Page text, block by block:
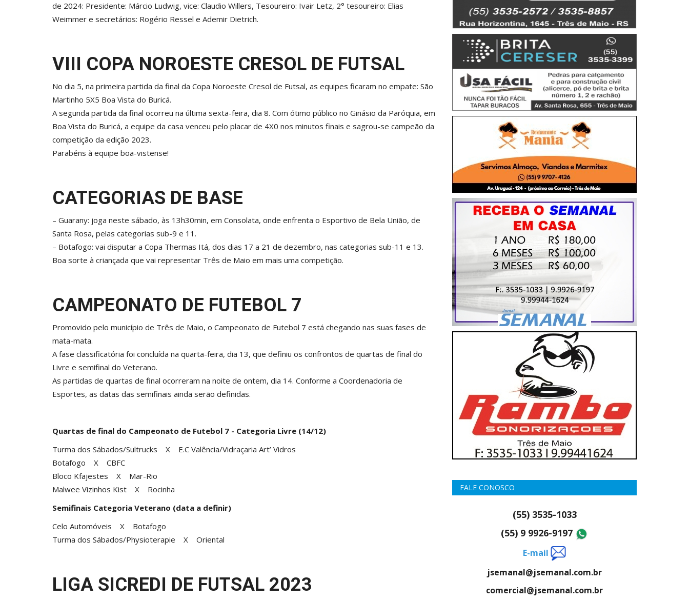
de 2024: Presidente: Márcio Ludwig, vice: Claudio Willers, Tesoureiro: Ivair Letz, 2° tesoureiro: Elias
Weimmer e secretários: Rogério Ressel e Ademir Dietrich.
VIII COPA NOROESTE CRESOL DE FUTSAL
No dia 5, na primeira partida da final da Copa Noroeste Cresol de Futsal, as equipes ficaram no empate: São
Martinho 5X5 Boa Vista do Buricá.
A segunda partida da final ocorreu na última sexta-feira, dia 8. Com ótimo público no Ginásio da Paróquia, em
Boa Vista do Buricá, a equipe da casa venceu pelo placar de 4X0 nos minutos finais e sagrou-se campeão da
competição da edição 2023.
Parabéns à equipe boa-vistense!
CATEGORIAS DE BASE
– Guarany: joga neste sábado, às 13h30min, em Consolata, onde enfrenta o Esportivo de Bela União, de
Santa Rosa, pelas categorias sub-9 e 11.
– Botafogo: vai disputar a Copa Thermas Itá, dos dias 17 a 21 de dezembro, nas categorias sub-11 e 13.
Boa sorte à criançada que vai representar Três de Maio em mais uma competição.
CAMPEONATO DE FUTEBOL 7
Promovido pelo município de Três de Maio, o Campeonato de Futebol 7 está chegando nas suas fases de
mata-mata.
A fase classificatória foi concluída na quarta-feira, dia 13, que definiu os confrontos de quartas de final do
Livre e semifinal do Veterano.
As partidas de quartas de final ocorreram na noite de ontem, dia 14. Conforme a Coordenadoria de
Esportes, as datas das semifinais ainda serão definidas.
Quartas de final do Campeonato de Futebol 7 - Categoria Livre (14/12)
Turma dos Sábados/Sultrucks X E.C Valência/Vidraçaria Art’ Vidros
Botafogo X CBFC
Bloco Kfajestes X Mar-Rio
Malwee Vizinhos Kist X Rocinha
Semifinais Categoria Veterano (data a definir)
Celo Automóveis X Botafogo
Turma dos Sábados/Physioterapie X Oriental
LIGA SICREDI DE FUTSAL 2023
FALE CONOSCO
(55) 3535-1033
(55) 9 9926-9197
E-mail
jsemanal@jsemanal.com.br
comercial@jsemanal.com.br